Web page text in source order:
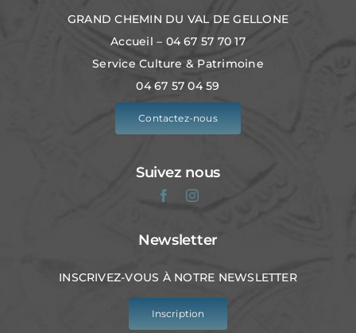
GRAND CHEMIN DU VAL DE GELLONE
Accueil – 04 67 57 70 17
Service Culture & Patrimoine
04 67 57 04 59
Contactez-nous
Suivez nous
Newsletter
INSCRIVEZ-VOUS À NOTRE NEWSLETTER
Inscription